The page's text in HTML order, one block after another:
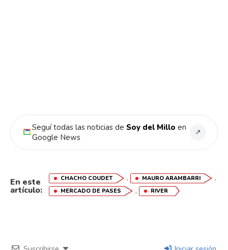
Seguí todas las noticias de Soy del Millo en
Google News
↗
En este
artículo:
CHACHO COUDET , MAURO ARAMBARRI ,
MERCADO DE PASES , RIVER
Whatsapp
Email